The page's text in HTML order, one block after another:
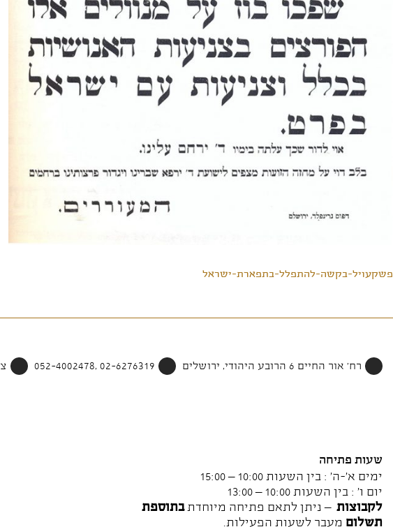
פשקעויל-בקשה-להתפלל-בתפארת-ישראל
רח' אור החיים 6 הרובע היהודי, ירושלים 02-6276319 ,052-4002478
שעות פתיחה
ימים א'-ה' : בין השעות 10:00 – 15:00
יום ו' : בין השעות 10:00 – 13:00
לקבוצות – ניתן לתאם פתיחה מיוחדתבתוספת
תשלום מעבר לשעות הפעילות.